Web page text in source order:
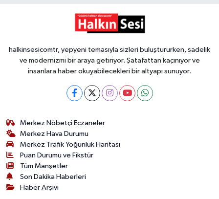
halkinsesicomtr, yepyeni temasıyla sizleri buluştururken, sadelik
ve modernizmi bir araya getiriyor. Şatafattan kaçınıyor ve
insanlara haber okuyabilecekleri bir altyapı sunuyor.
Merkez Nöbetçi Eczaneler
Merkez Hava Durumu
Merkez Trafik Yoğunluk Haritası
Puan Durumu ve Fikstür
Tüm Manşetler
Son Dakika Haberleri
Haber Arşivi